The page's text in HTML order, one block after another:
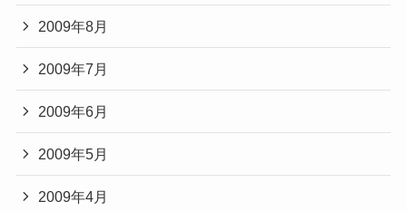
2009年8月
2009年7月
2009年6月
2009年5月
2009年4月